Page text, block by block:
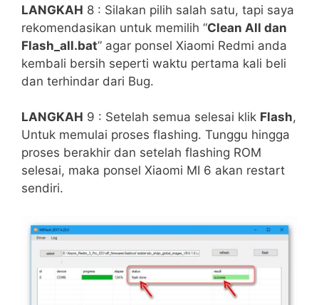
LANGKAH 8 : Silakan pilih salah satu, tapi saya
rekomendasikan untuk memilih “Clean All dan
Flash_all.bat” agar ponsel Xiaomi Redmi anda
kembali bersih seperti waktu pertama kali beli
dan terhindar dari Bug.
LANGKAH 9 : Setelah semua selesai klik Flash,
Untuk memulai proses flashing. Tunggu hingga
proses berakhir dan setelah flashing ROM
selesai, maka ponsel Xiaomi MI 6 akan restart
sendiri.